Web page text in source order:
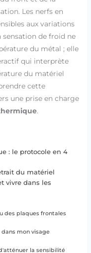
Les nerfs en
aux variations
sensation de froid ne
du métal ; elle
qui interprète
du matériel
cette
une prise en charge
.
: le protocole en 4
du matériel
vivre dans les
des plaques frontales
mon visage
la sensibilité